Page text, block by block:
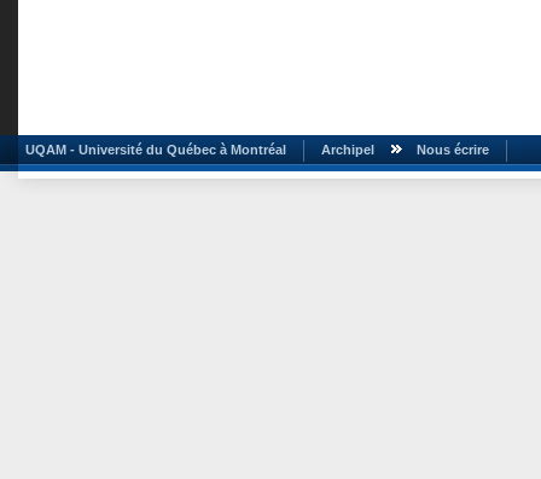
UQAM - Université du Québec à Montréal Archipel Nous écrire